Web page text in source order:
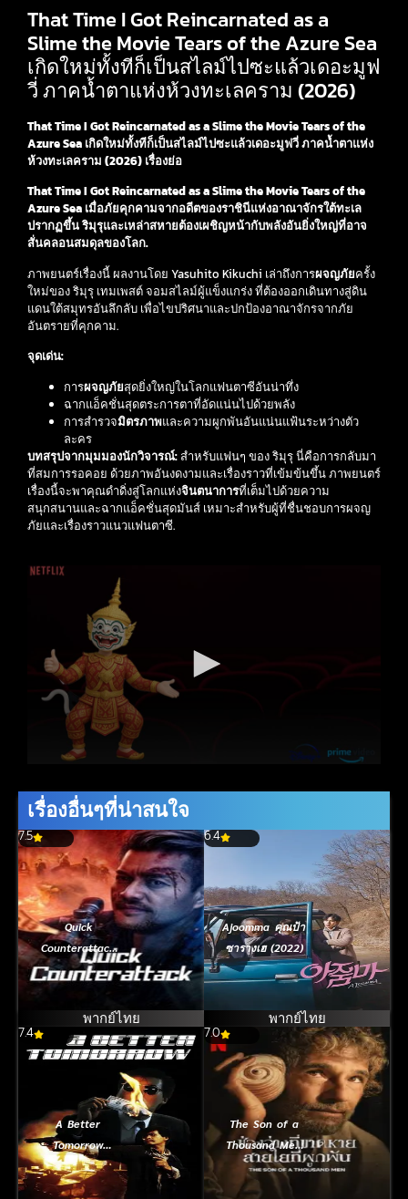
That Time I Got Reincarnated as a
Slime the Movie Tears of the Azure Sea
เกิดใหม่ทั้งทีก็เป็นสไลม์ไปซะแล้วเดอะมูฟ
วี่ ภาคน้ำตาแห่งห้วงทะเลคราม (2026)
That Time I Got Reincarnated as a Slime the Movie Tears of the
Azure Sea เกิดใหม่ทั้งทีก็เป็นสไลม์ไปซะแล้วเดอะมูฟวี่ ภาคน้ำตาแห่ง
ห้วงทะเลคราม (2026) เรื่องย่อ
That Time I Got Reincarnated as a Slime the Movie Tears of the
Azure Sea เมื่อภัยคุกคามจากอดีตของราชินีแห่งอาณาจักรใต้ทะเล
ปรากฏขึ้น ริมุรุและเหล่าสหายต้องเผชิญหน้ากับพลังอันยิ่งใหญ่ที่อาจ
สั่นคลอนสมดุลของโลก.
ภาพยนตร์เรื่องนี้ ผลงานโดย Yasuhito Kikuchi เล่าถึงการผจญภัยครั้ง
ใหม่ของ ริมุรุ เทมเพสต์ จอมสไลม์ผู้แข็งแกร่ง ที่ต้องออกเดินทางสู่ดิน
แดนใต้สมุทรอันลึกลับ เพื่อไขปริศนาและปกป้องอาณาจักรจากภัย
อันตรายที่คุกคาม.
จุดเด่น:
การผจญภัยสุดยิ่งใหญ่ในโลกแฟนตาซีอันน่าทึ่ง
ฉากแอ็คชั่นสุดตระการตาที่อัดแน่นไปด้วยพลัง
การสำรวจมิตรภาพและความผูกพันอันแน่นแฟ้นระหว่างตัว
ละคร
บทสรุปจากมุมมองนักวิจารณ์:สำหรับแฟนๆ ของ ริมุรุ นี่คือการกลับมา
ที่สมการรอคอย ด้วยภาพอันงดงามและเรื่องราวที่เข้มข้นขึ้น ภาพยนตร์
เรื่องนี้จะพาคุณดำดิ่งสู่โลกแห่งจินตนาการที่เต็มไปด้วยความ
สนุกสนานและฉากแอ็คชั่นสุดมันส์ เหมาะสำหรับผู้ที่ชื่นชอบการผจญ
ภัยและเรื่องราวแนวแฟนตาซี.
เรื่องอื่นๆที่น่าสนใจ
7.5
Quick
Counterattack
(2023) ใส่สุดไม่
พากย์ไทย
6.4
Ajoomma คุณป้า
ซารางเฮ (2022)
พากย์ไทย
7.4
A Better
Tomorrow
(1986) โหด เลว
ดี ภาค 1
7.0
The Son of a
Thousand Men
(2025) ช่องว่างที่
ขาดหาย สายใยที่